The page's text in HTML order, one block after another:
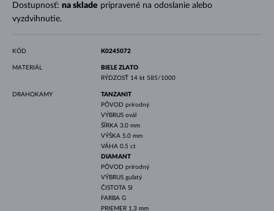
Dostupnosť: na sklade pripravené na odoslanie alebo
vyzdvihnutie.
KÓD K0245072
MATERIÁL
BIELE ZLATO
RÝDZOSŤ 14 kt 585/1000
DRAHOKAMY
TANZANIT
PÔVOD prírodný
VÝBRUS ovál
ŠÍRKA 3.0 mm
VÝŠKA 5.0 mm
VÁHA 0.5 ct
DIAMANT
PÔVOD prírodný
VÝBRUS guľatý
ČISTOTA SI
FARBA G
PRIEMER 1.3 mm